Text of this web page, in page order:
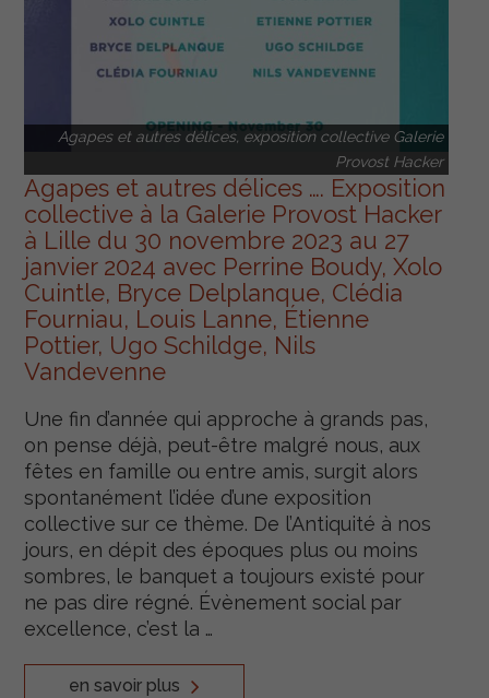
Agapes et autres délices, exposition collective Galerie
Provost Hacker
Agapes et autres délices …. Exposition
collective à la Galerie Provost Hacker
à Lille du 30 novembre 2023 au 27
janvier 2024 avec Perrine Boudy, Xolo
Cuintle, Bryce Delplanque, Clédia
Fourniau, Louis Lanne, Étienne
Pottier, Ugo Schildge, Nils
Vandevenne
Une fin d’année qui approche à grands pas,
on pense déjà, peut-être malgré nous, aux
fêtes en famille ou entre amis, surgit alors
spontanément l’idée d’une exposition
collective sur ce thème. De l’Antiquité à nos
jours, en dépit des époques plus ou moins
sombres, le banquet a toujours existé pour
ne pas dire régné. Évènement social par
excellence, c’est la …
en savoir plus